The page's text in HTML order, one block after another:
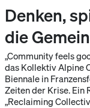
Denken,
die
„Community feels
das Kollektiv Alpine
Biennale in
Zeiten der Krise. Ein
„Reclaiming